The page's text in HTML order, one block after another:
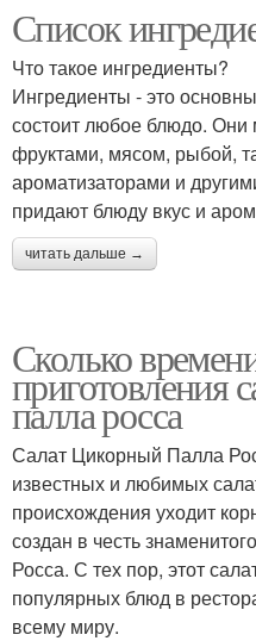
Список
Что такое ингредиенты?
Ингредиенты - это
состоит любое блюдо. Они
фруктами, мясом, рыбой,
ароматизаторами и
придают блюду вкус и
читать дальше →
Сколько
приготовления
палла росса
Салат Цикорный Палла
известных и любимых
происхождения уходит
создан в честь
Росса. С тех пор, этот
популярных блюд в
всему миру.